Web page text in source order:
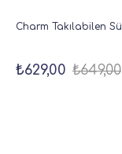
₺629,00 ₺649,00